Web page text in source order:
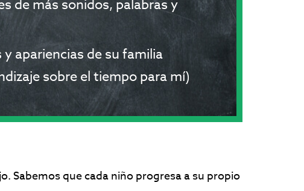
de más sonidos, palabras y
apariencias de su familia
sobre el tiempo para mí)
Sabemos que cada niño progresa a su propio